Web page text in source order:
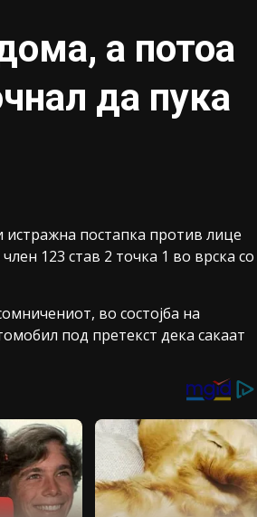
а потоа
да пука
истражна постапка против лице
123 став 2 точка 1 во врска со
во состојба на
под претекст дека сакаат